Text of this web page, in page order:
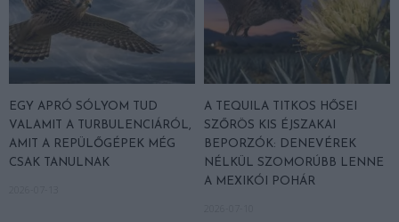
EGY APRÓ SÓLYOM TUD
VALAMIT A TURBULENCIÁRÓL,
AMIT A REPÜLŐGÉPEK MÉG
CSAK TANULNAK
A TEQUILA TITKOS HŐSEI
SZŐRÖS KIS ÉJSZAKAI
BEPORZÓK: DENEVÉREK
NÉLKÜL SZOMORÚBB LENNE
A MEXIKÓI POHÁR